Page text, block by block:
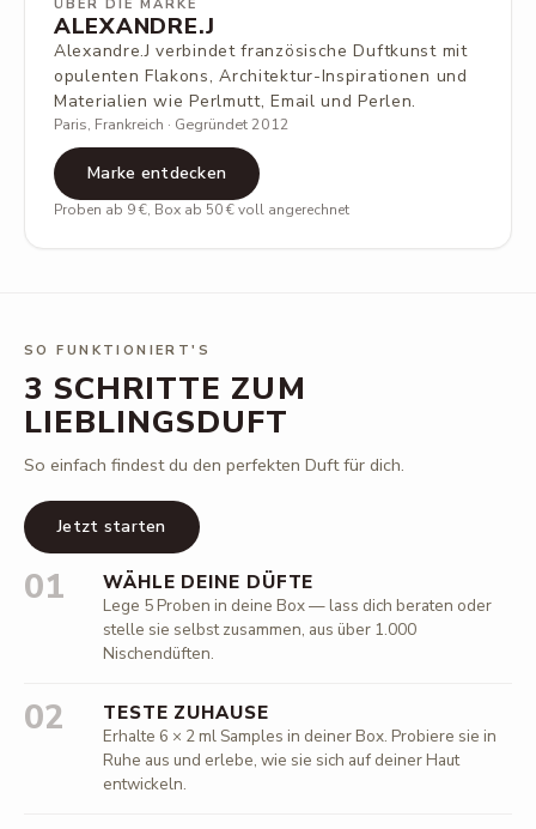
ÜBER DIE MARKE
ALEXANDRE.J
Alexandre.J verbindet französische Duftkunst mit
opulenten Flakons, Architektur-Inspirationen und
Materialien wie Perlmutt, Email und Perlen.
Paris, Frankreich · Gegründet 2012
Marke entdecken
Proben ab 9 €, Box ab 50 € voll angerechnet
SO FUNKTIONIERT'S
3 SCHRITTE ZUM
LIEBLINGSDUFT
So einfach findest du den perfekten Duft für dich.
Jetzt starten
01 WÄHLE DEINE DÜFTE
Lege 5 Proben in deine Box — lass dich beraten oder
stelle sie selbst zusammen, aus über 1.000
Nischendüften.
02 TESTE ZUHAUSE
Erhalte 6 × 2 ml Samples in deiner Box. Probiere sie in
Ruhe aus und erlebe, wie sie sich auf deiner Haut
entwickeln.